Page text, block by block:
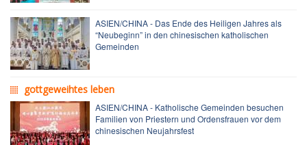
ASIEN/CHINA - Das Ende des Heiligen Jahres als
“Neubeginn” in den chinesischen katholischen
Gemeinden
gottgeweihtes leben
ASIEN/CHINA - Katholische Gemeinden besuchen
Familien von Priestern und Ordensfrauen vor dem
chinesischen Neujahrsfest